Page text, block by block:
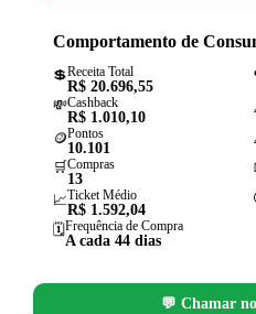
Comportamento de
💲 Receita Total
R$ 20.696,55
💸Cashback
R$ 1.010,10
🪙 Pontos
10.101
🛒Compras
13
📈Ticket Médio
R$ 1.592,04
🗓️ Frequência de Compra
A cada 44 dias
💬 Chamar